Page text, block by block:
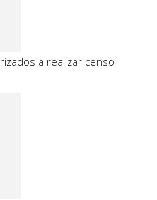
a realizar censo